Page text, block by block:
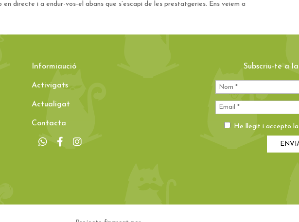
directe i a endur-vos-el abans que s’escapi de les prestatgeries. Ens veiem a
Informiaució
Activigats
Actualigat
Contacta
Subscriu-te a la
He llegit i accepto la